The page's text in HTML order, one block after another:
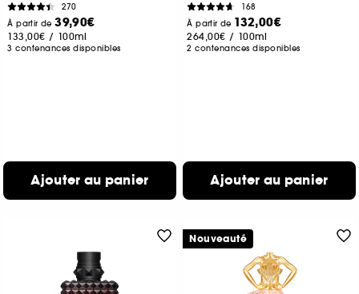
270
À partir de39,90€
133,00€ / 100ml
3 contenances disponibles
Ajouter au panier
168
À partir de 132,00€
264,00€ / 100ml
2 contenances disponibles
Ajouter au panier
Nouveauté